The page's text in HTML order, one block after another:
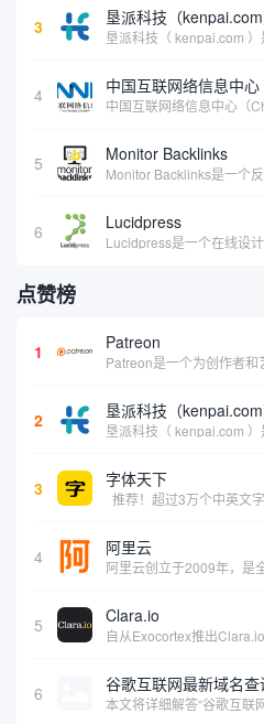
3 垦派科技（kenpai.com
4 中国互联网络信息中心
5 Monitor Backlinks
6 Lucidpress
点赞榜
1 Patreon
2 垦派科技（kenpai.com
3 字体天下
推荐！超过3万个中英文字
4 阿里云
5 Clara.io
6 谷歌互联网最新域名